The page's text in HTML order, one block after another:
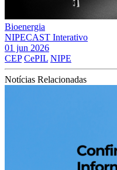
Bioenergia
NIPECAST Interativo
01 jun 2026
CEP CePIL NIPE
Notícias Relacionadas